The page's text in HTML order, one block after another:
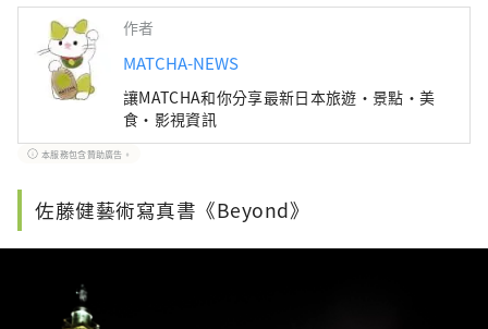
作者
MATCHA-NEWS
讓MATCHA和你分享最新日本旅遊・景點・美
食・影視資訊
本服務包含贊助廣告。
佐藤健藝術寫真書《Beyond》